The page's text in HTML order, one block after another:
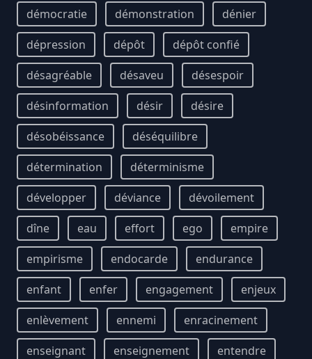
démocratie
démonstration
dénier
dépression
dépôt
dépôt confié
désagréable
désaveu
désespoir
désinformation
désir
désire
désobéissance
déséquilibre
détermination
déterminisme
développer
déviance
dévoilement
dîne
eau effort ego
empire
empirisme
endocarde
endurance
enfant
enfer engagement
enjeux
enlèvement
ennemi
enracinement
enseignant
enseignement
entendre